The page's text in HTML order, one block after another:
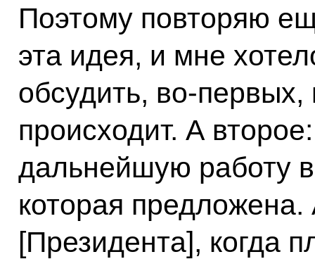
Поэтому повторяю
эта идея, и мне
обсудить, во-первых,
происходит. А
дальнейшую работу
которая
[Президента], когда